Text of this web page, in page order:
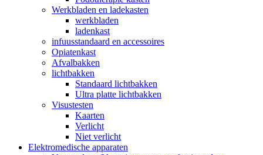
Werkbladen en ladekasten
werkbladen
ladenkast
infuusstandaard en accessoires
Opiatenkast
Afvalbakken
lichtbakken
Standaard lichtbakken
Ultra platte lichtbakken
Visustesten
Kaarten
Verlicht
Niet verlicht
Elektromedische apparaten